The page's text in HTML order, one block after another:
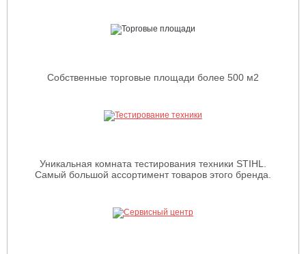
Собственные торговые площади более 500 м2
Уникальная комната тестирования техники STIHL.
Самый большой ассортимент товаров этого бренда.